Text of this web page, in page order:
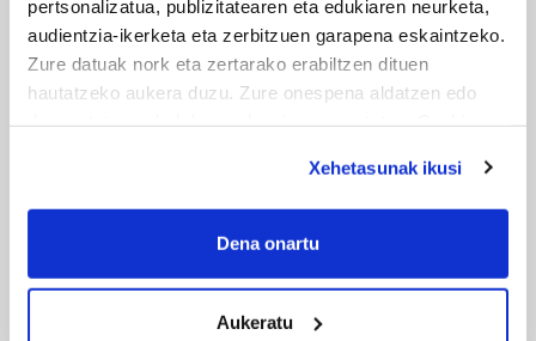
pertsonalizatua, publizitatearen eta edukiaren neurketa,
audientzia-ikerketa eta zerbitzuen garapena eskaintzeko.
Zure datuak nork eta zertarako erabiltzen dituen
hautatzeko aukera duzu. Zure onespena aldatzen edo
If you allow, we would also like to:
Collect information about your geographical
meters
Identify your device by actively scanning it for
Xehetasunak ikusi
Dena onartu
Aukeratu